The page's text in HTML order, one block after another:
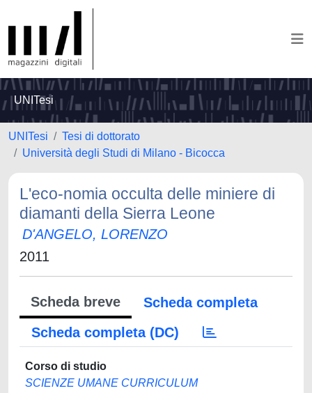
UNITesi
UNITesi
Tesi di dottorato
Università degli Studi di Milano - Bicocca
L'eco-nomia occulta delle miniere di
diamanti della Sierra Leone
D'ANGELO, LORENZO
2011
Scheda breve
Scheda completa
Scheda completa (DC)
Corso di studio
SCIENZE UMANE CURRICULUM